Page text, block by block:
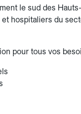
le sud des
hospitaliers du
pour tous vos